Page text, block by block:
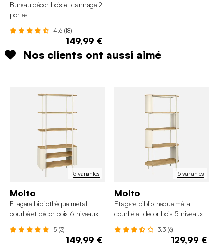
Bureau décor bois et cannage 2
portes
4.6 (18)
149,99 €
Nos clients ont aussi aimé
5 variantes
Molto
Etagère bibliothèque métal
courbé et décor bois 6 niveaux
5 (3)
149,99 €
5 variantes
Molto
Etagère bibliothèque métal
courbé et décor bois 5 niveaux
3.3 (6)
129,99 €